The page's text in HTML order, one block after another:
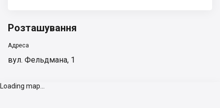
Розташування
Адреса
вул. Фельдмана, 1
Loading map...